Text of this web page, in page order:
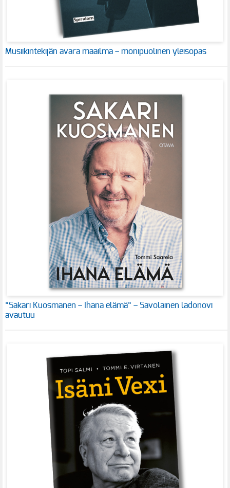
Musiikintekijän avara maailma – monipuolinen yleisopas
”Sakari Kuosmanen – Ihana elämä” – Savolainen ladonovi
avautuu